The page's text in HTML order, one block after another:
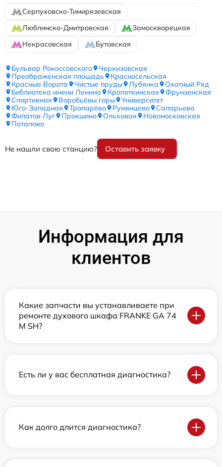
Серпуховско-Тимирязевская
Люблинско-Дмитровская
Замоскворецкая
Некрасовская
Бутовская
Бульвар Рокоссовского
Черкизовская
Преображенская площадь
Красносельская
Красные Ворота
Чистые пруды Лубянка
Охотный Ряд
Библиотека имени Ленина
Кропоткинская
Фрунзенская
Спортивная
Воробьёвы горы
Университет
Юго-Западная
Тропарёво Румянцево
Саларьево
Филатов Луг
Прокшино Ольховая
Новомосковская
Потапово
Не нашли свою станцию? Оставить заявку
Информация для
клиентов
Какие запчасти вы устанавливаете при
ремонте духового шкафа FRANKE GA 74
M SH?
Есть ли у вас бесплатная диагностика?
Как долго длится диагностика?